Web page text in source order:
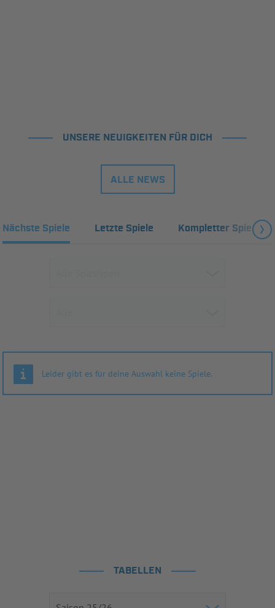
UNSERE NEUIGKEITEN FÜR DICH
ALLE NEWS
Nächste Spiele Letzte Spiele Kompletter Spielplan
Leider gibt es für deine Auswahl keine Spiele.
TABELLEN